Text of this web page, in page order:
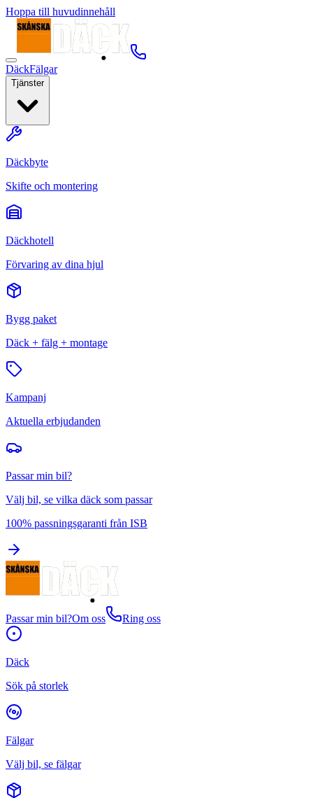
Hoppa till huvudinnehåll
DäckFälgar
Tjänster
Däckbyte
Skifte och montering
Däckhotell
Förvaring av dina hjul
Bygg paket
Däck + fälg + montage
Kampanj
Aktuella erbjudanden
Passar min bil?
Välj bil, se vilka däck som passar
100% passningsgaranti från ISB
Passar min bil?Om oss Ring oss
Däck
Sök på storlek
Fälgar
Välj bil, se fälgar